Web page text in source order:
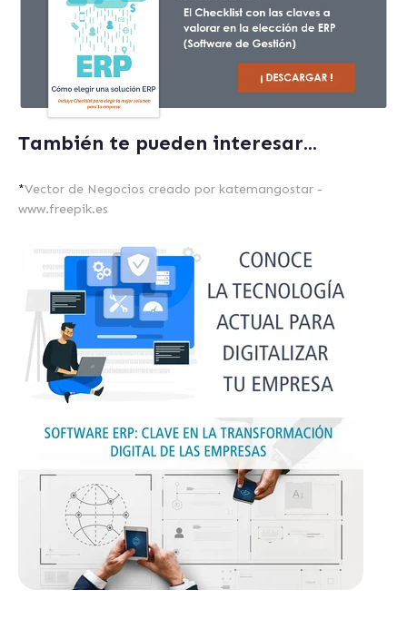
También te pueden interesar...
*Vector de Negocios creado por katemangostar -
www.freepik.es